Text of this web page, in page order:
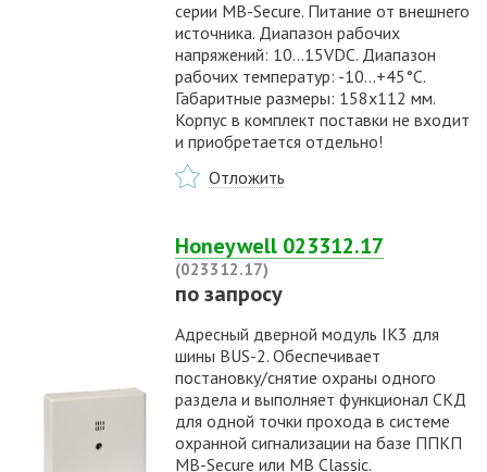
серии MB-Secure. Питание от внешнего
источника. Диапазон рабочих
напряжений: 10...15VDC. Диапазон
рабочих температур: -10…+45°С.
Габаритные размеры: 158х112 мм.
Корпус в комплект поставки не входит
и приобретается отдельно!
Отложить
Honeywell 023312.17
(023312.17)
по запросу
Адресный дверной модуль IK3 для
шины BUS-2. Обеспечивает
постановку/снятие охраны одного
раздела и выполняет функционал СКД
для одной точки прохода в системе
охранной сигнализации на базе ППКП
MB-Secure или MB Classic.